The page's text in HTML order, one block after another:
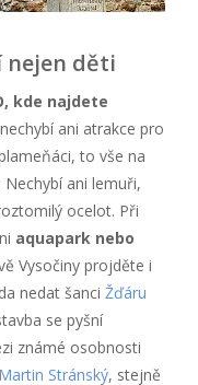
nejen děti
kde najdete
ani atrakce pro
to vše na
ani lemuři,
ocelot. Při
aquapark nebo
Vysočiny projděte i
nedat šanci Žďáru
se pyšní
známé osobnosti
Martin Stránský, stejně